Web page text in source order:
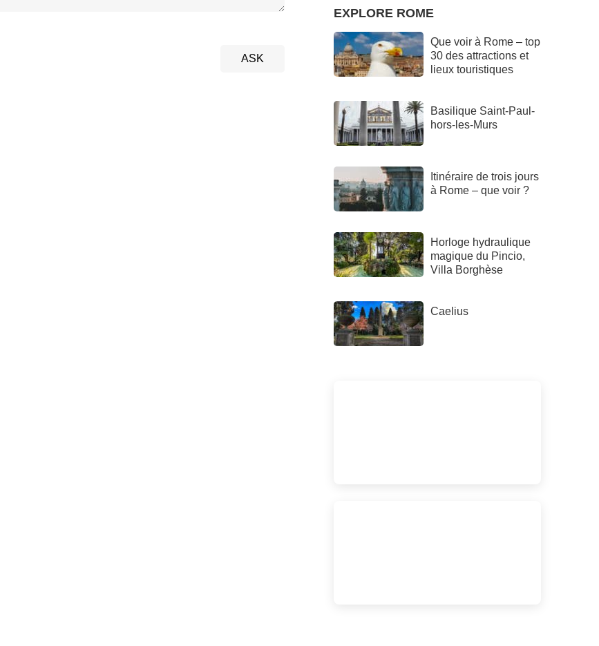
EXPLORE ROME
Que voir à Rome – top
30 des attractions et
lieux touristiques
Basilique Saint-Paul-
hors-les-Murs
Itinéraire de trois jours
à Rome – que voir ?
Horloge hydraulique
magique du Pincio,
Villa Borghèse
Caelius